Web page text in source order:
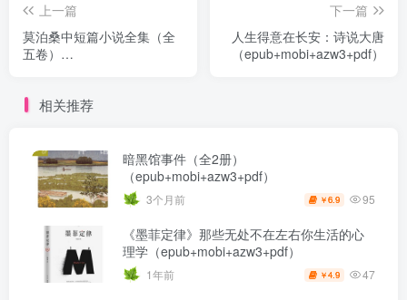
上一篇
莫泊桑中短篇小说全集（全
五卷）
下一篇
人生得意在长安：诗说大唐
（epub+mobi+azw3+pdf）
相关推荐
暗黑馆事件（全2册）
（epub+mobi+azw3+pdf）
3个月前 ￥6.9 95
《墨菲定律》那些无处不在左右你生活的心
理学（epub+mobi+azw3+pdf）
1年前 ￥4.9 47